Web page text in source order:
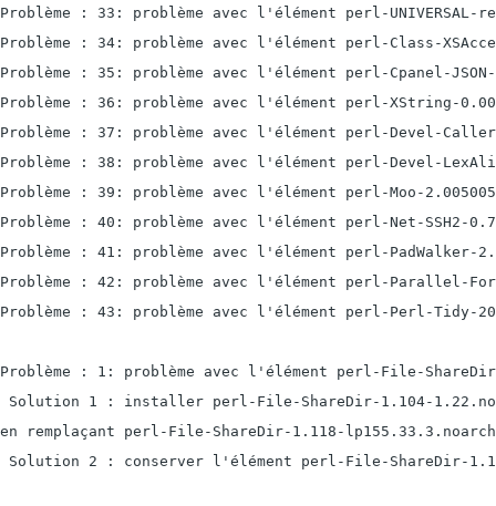
Problème : 33: problème avec l'élément perl-
Problème : 34: problème avec l'élément perl-Class-
Problème : 35: problème avec l'élément perl-Cpanel-
Problème : 36: problème avec l'élément perl-XString-
Problème : 37: problème avec l'élément perl-Devel-
Problème : 38: problème avec l'élément perl-Devel-
Problème : 39: problème avec l'élément perl-Moo-
Problème : 40: problème avec l'élément perl-Net-SSH2-
Problème : 41: problème avec l'élément perl-PadWalker-
Problème : 42: problème avec l'élément perl-Parallel-
Problème : 43: problème avec l'élément perl-Perl-Tidy-
Problème : 1: problème avec l'élément perl-File-
Solution 1 : installer perl-File-ShareDir-1.104-
en remplaçant perl-File-ShareDir-1.118-
Solution 2 : conserver l'élément perl-File-ShareDir-